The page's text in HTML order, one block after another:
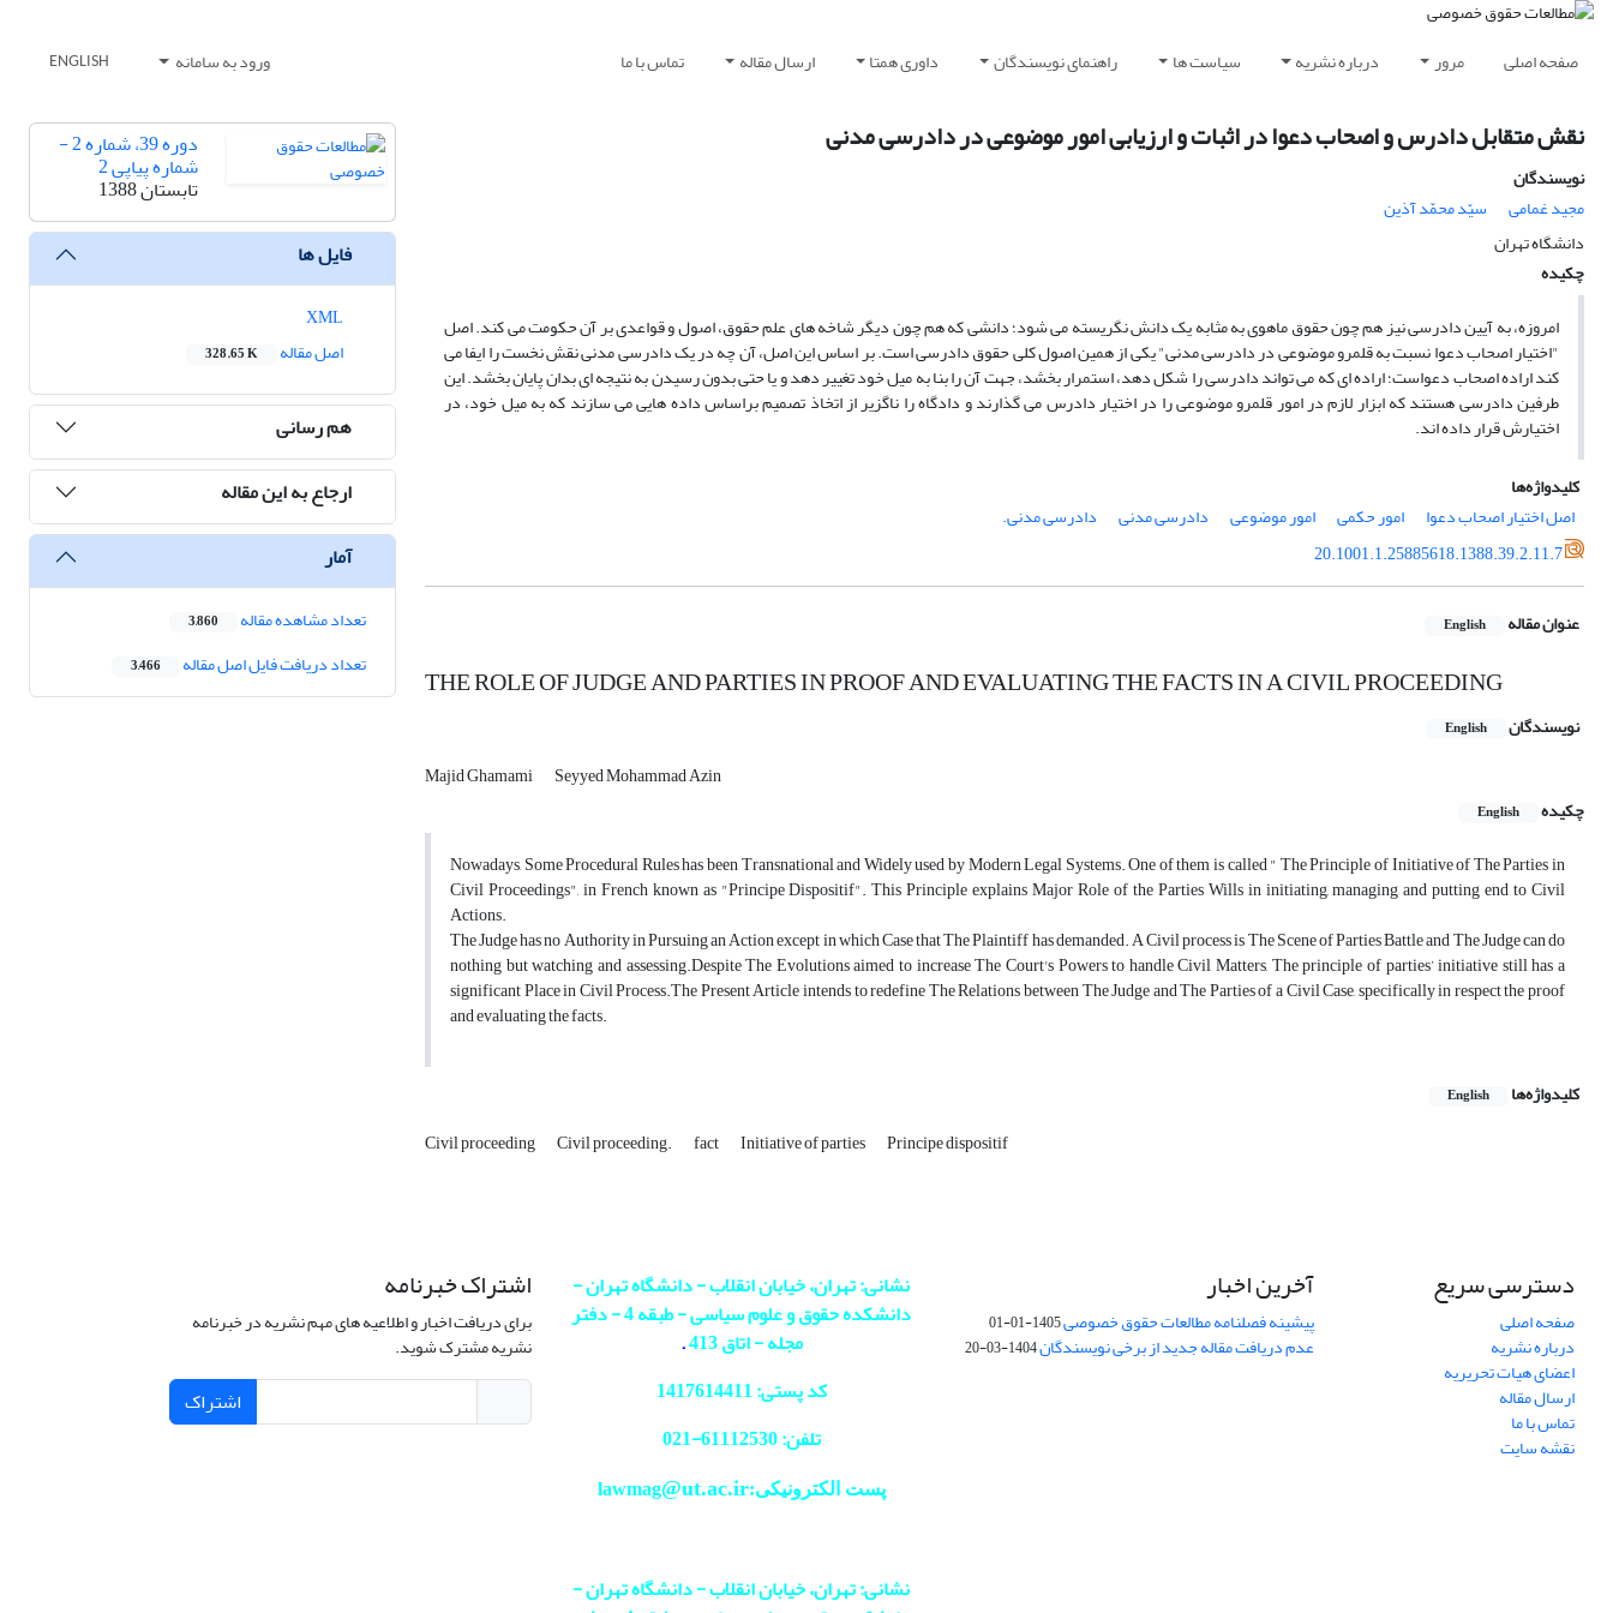
صفحه اصلی مرور درباره نشریه سیاست ها راهنمای نویسندگان داوری همتا ارسال مقاله تماس با ما ورود به سامانه ENGLISH
نقش متقابل دادرس و اصحاب دعوا در اثبات و ارزیابی امور موضوعی در دادرسی مدنی
نویسندگان
مجید غمامی
سیّد محمّد آذین
دانشگاه تهران
چکیده
امروزه، به آیین دادرسی نیز هم چون حقوق ماهوی به مثابه یک دانش نگریسته می شود؛ دانشی که هم چون دیگر شاخه های علم حقوق، اصول و قواعدی بر آن حکومت می کند. ‌اصل
"اختیار اصحاب دعوا نسبت به قلمرو موضوعی در دادرسی مدنی" یکی از همین اصول کلی حقوق دادرسی است. بر اساس این اصل، آن چه در یک دادرسی مدنی نقش نخست را ایفا می
کند اراده اصحاب دعواست؛ اراده ای که می تواند دادرسی را شکل دهد، استمرار بخشد، جهت آن را بنا به میل خود تغییر دهد و یا حتی بدون رسیدن به نتیجه ای بدان پایان بخشد. این
طرفین دادرسی هستند که ابزار لازم در امور قلمرو موضوعی را در اختیار دادرس می گذارند و دادگاه را ناگزیر از اتخاذ تصمیم براساس داده هایی می سازند که به میل خود، در
اختیارش قرار داده اند.
کلیدواژه‌ها
اصل اختیار اصحاب دعوا
امور حکمی امور موضوعی دادرسی مدنی
دادرسی مدنی.
20.1001.1.25885618.1388.39.2.11.7
عنوان مقاله English
THE ROLE OF JUDGE AND PARTIES IN PROOF AND EVALUATING THE FACTS IN A CIVIL PROCEEDING
نویسندگان English
Majid Ghamami
Seyyed Mohammad Azin
چکیده
English
Nowadays, Some Procedural Rules has been Transnational and Widely used by Modern Legal Systems. One of them is called " The Principle of Initiative of The Parties in
Civil Proceedings", in French known as "Principe Dispositif". This Principle explains Major Role of the Parties Wills in initiating, managing and putting end to Civil
Actions.
The Judge has no Authority in Pursuing an Action except in which Case that The Plaintiff has demanded. A Civil process is The Scene of Parties Battle and The Judge can do
nothing but watching and assessing.Despite The Evolutions aimed to increase The Court's Powers to handle Civil Matters, The principle of parties’ initiative still has a
significant Place in Civil Process.The Present Article intends to redefine The Relations between The Judge and The Parties of a Civil Case, specifically in respect the proof
and evaluating the facts.
کلیدواژه‌ها English
Civil proceeding Civil proceeding. fact Initiative of parties Principe dispositif
دوره 39، شماره 2 -
شماره پیاپی 2
تابستان 1388
فایل ها
اصل مقاله
328.65 K
هم رسانی
ارجاع به این مقاله
آمار
تعداد مشاهده مقاله 3,860
تعداد دریافت فایل اصل مقاله 3,466
دسترسی سریع
صفحه اصلی
درباره نشریه
اعضای هیات تحریریه
ارسال مقاله
تماس با ما
نقشه سایت
آخرین اخبار
پیشینه فصلنامه مطالعات حقوق خصوصی1405-01-01
عدم دریافت مقاله جدید از برخی نویسندگان1404-03-20
نشانی: تهران، خیابان انقلاب - دانشگاه تهران -
دانشکده حقوق و علوم سیاسی - طبقه 4 - دفتر
مجله - اتاق 413
.
کد پستی: 1417614411
تلفن: 61112530-
021
پست الکترونیکی:lawmag@ut.ac.ir
نشانی: تهران، خیابان انقلاب - دانشگاه تهران -
اشتراک خبرنامه
برای دریافت اخبار و اطلاعیه های مهم نشریه در خبرنامه
نشریه مشترک شوید.
اشتراک